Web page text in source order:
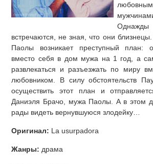
встречаются, не зная, что они
Паолы возникает преступный план:
вместо себя в дом мужа на 1 год, а
развлекаться и разъезжать по миру
любовником. В силу обстоятельств
осуществить этот план и
Даниэля Брачо, мужа Паолы. А в этом
рады видеть вернувшуюся злодейку…
Оригинал: La usurpadora
Жанры: драма